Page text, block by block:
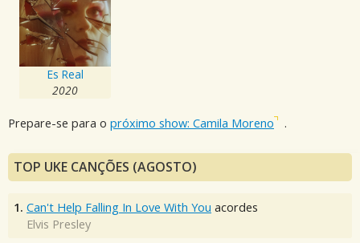
Es Real
2020
Prepare-se para o próximo show: Camila Moreno .
TOP UKE CANÇÕES (AGOSTO)
1. Can't Help Falling In Love With You acordes
Elvis Presley